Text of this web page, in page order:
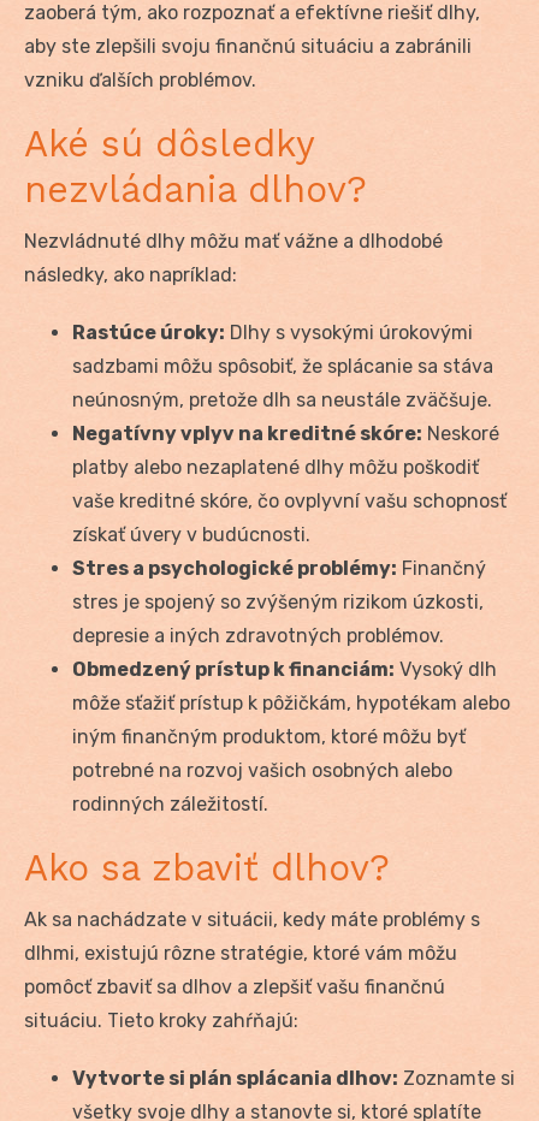
zaoberá tým, ako rozpoznať a efektívne riešiť dlhy,
aby ste zlepšili svoju finančnú situáciu a zabránili
vzniku ďalších problémov.
Aké sú dôsledky
nezvládania dlhov?
Nezvládnuté dlhy môžu mať vážne a dlhodobé
následky, ako napríklad:
Rastúce úroky: Dlhy s vysokými úrokovými
sadzbami môžu spôsobiť, že splácanie sa stáva
neúnosným, pretože dlh sa neustále zväčšuje.
Negatívny vplyv na kreditné skóre: Neskoré
platby alebo nezaplatené dlhy môžu poškodiť
vaše kreditné skóre, čo ovplyvní vašu schopnosť
získať úvery v budúcnosti.
Stres a psychologické problémy: Finančný
stres je spojený so zvýšeným rizikom úzkosti,
depresie a iných zdravotných problémov.
Obmedzený prístup k financiám: Vysoký dlh
môže sťažiť prístup k pôžičkám, hypotékam alebo
iným finančným produktom, ktoré môžu byť
potrebné na rozvoj vašich osobných alebo
rodinných záležitostí.
Ako sa zbaviť dlhov?
Ak sa nachádzate v situácii, kedy máte problémy s
dlhmi, existujú rôzne stratégie, ktoré vám môžu
pomôcť zbaviť sa dlhov a zlepšiť vašu finančnú
situáciu. Tieto kroky zahŕňajú:
Vytvorte si plán splácania dlhov: Zoznamte si
všetky svoje dlhy a stanovte si, ktoré splatíte